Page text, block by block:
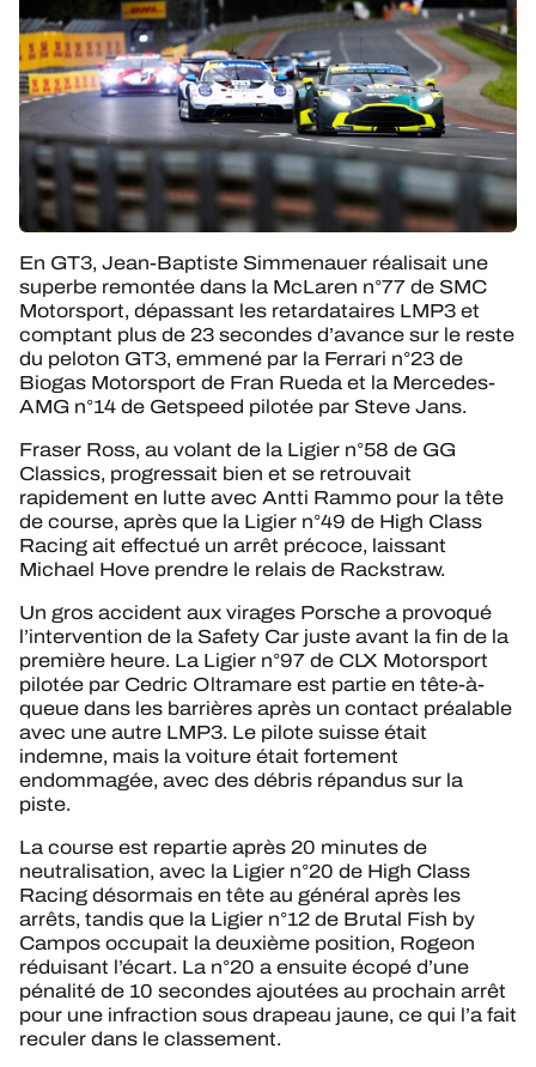
En GT3, Jean-Baptiste Simmenauer réalisait une
superbe remontée dans la McLaren n°77 de SMC
Motorsport, dépassant les retardataires LMP3 et
comptant plus de 23 secondes d’avance sur le reste
du peloton GT3, emmené par la Ferrari n°23 de
Biogas Motorsport de Fran Rueda et la Mercedes-
AMG n°14 de Getspeed pilotée par Steve Jans.
Fraser Ross, au volant de la Ligier n°58 de GG
Classics, progressait bien et se retrouvait
rapidement en lutte avec Antti Rammo pour la tête
de course, après que la Ligier n°49 de High Class
Racing ait effectué un arrêt précoce, laissant
Michael Hove prendre le relais de Rackstraw.
Un gros accident aux virages Porsche a provoqué
l’intervention de la Safety Car juste avant la fin de la
première heure. La Ligier n°97 de CLX Motorsport
pilotée par Cedric Oltramare est partie en tête-à-
queue dans les barrières après un contact préalable
avec une autre LMP3. Le pilote suisse était
indemne, mais la voiture était fortement
endommagée, avec des débris répandus sur la
piste.
La course est repartie après 20 minutes de
neutralisation, avec la Ligier n°20 de High Class
Racing désormais en tête au général après les
arrêts, tandis que la Ligier n°12 de Brutal Fish by
Campos occupait la deuxième position, Rogeon
réduisant l’écart. La n°20 a ensuite écopé d’une
pénalité de 10 secondes ajoutées au prochain arrêt
pour une infraction sous drapeau jaune, ce qui l’a fait
reculer dans le classement.